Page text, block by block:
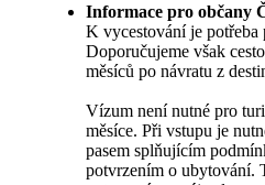
Informace pro občany
K vycestování je potřeba
Doporučujeme však
měsíců po návratu z
Vízum není nutné pro
měsíce. Při vstupu je
pasem splňujícím
potvrzením o ubytování.